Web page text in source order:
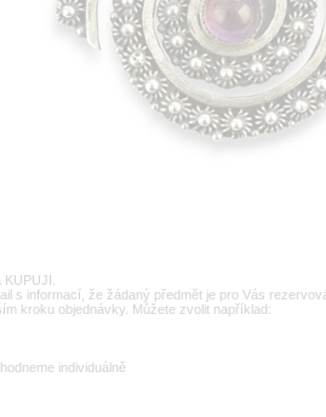
s informací, že žádaný předmět je pro Vás
kroku objednávky. Můžete zvolit například:
individuálně